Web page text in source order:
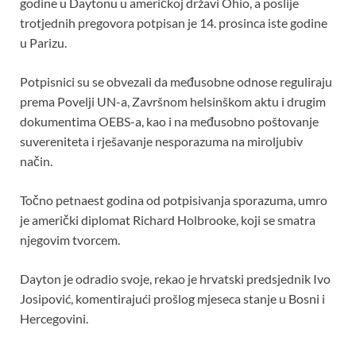
godine u Daytonu u američkoj državi Ohio, a poslije
trotjednih pregovora potpisan je 14. prosinca iste godine
u Parizu.
Potpisnici su se obvezali da međusobne odnose reguliraju
prema Povelji UN-a, Završnom helsinškom aktu i drugim
dokumentima OEBS-a, kao i na međusobno poštovanje
suvereniteta i rješavanje nesporazuma na miroljubiv
način.
Točno petnaest godina od potpisivanja sporazuma, umro
je američki diplomat Richard Holbrooke, koji se smatra
njegovim tvorcem.
Dayton je odradio svoje, rekao je hrvatski predsjednik Ivo
Josipović, komentirajući prošlog mjeseca stanje u Bosni i
Hercegovini.